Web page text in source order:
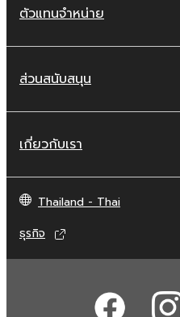
ตัวแทนจำหน่าย
ส่วนสนับสนุน
เกี่ยวกับเรา
Thailand - Thai
ธุรกิจ